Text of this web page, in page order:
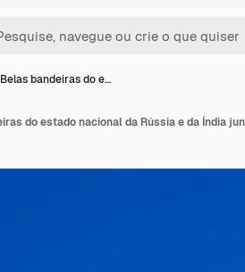
Belas bandeiras do e…